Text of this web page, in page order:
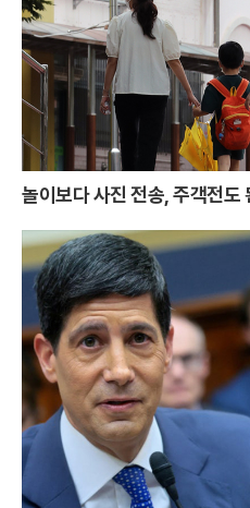
놀이보다 사진 전송, 주객전도